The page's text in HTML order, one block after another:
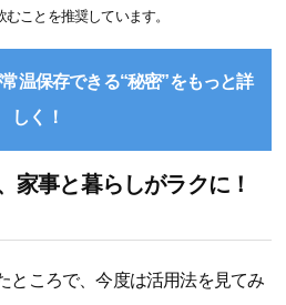
ことを推奨しています。
温保存できる“秘密”をもっと詳
しく！
家事と暮らしがラクに！
ところで、今度は活用法を見てみ